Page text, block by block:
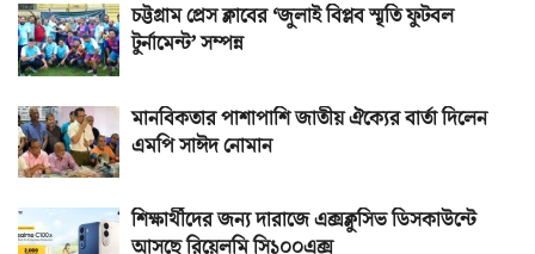
চট্টগ্রাম প্রেস ক্লাবের ‘জুলাই বিপ্লব স্মৃতি ফুটবল
টুর্নামেন্ট’ সম্পন্ন
মানবিকতার পাশাপাশি জাতীয় ঐক্যের বার্তা দিলেন
এমপি সাঈদ নোমান
শিক্ষার্থীদের জন্য দারাজে এক্সক্লুসিভ ডিসকাউন্টে